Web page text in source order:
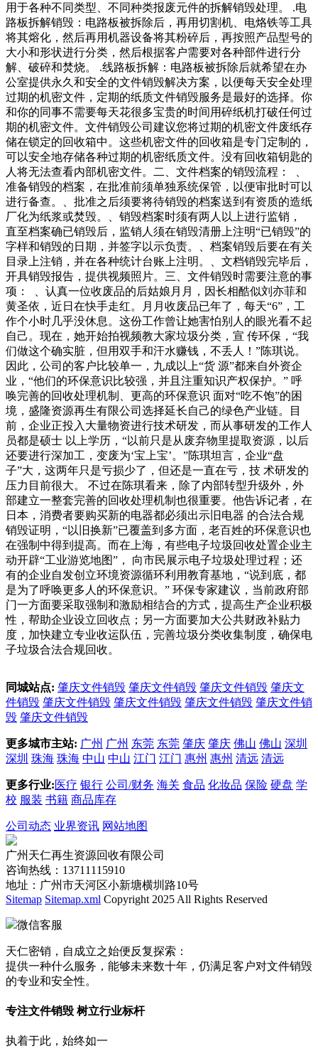
用于各种不同类型、不同种类报废元件的拆解销毁处理。 .电
路板拆解销毁：电路板被拆除后，再用切割机、电烙铁等工具
将其熔化，然后再用机器设备将其粉碎后，再按照产品型号的
大小和形状进行分类，然后根据客户需要对各种部件进行分
解、破碎和焚烧。 .线路板拆解：电路板被拆除后就希望在办
公室提供永久和安全的文件销毁解决方案，以便每天安全处理
过期的机密文件，定期的纸质文件销毁服务是最好的选择。你
和你的同事不需要每天花很多宝贵的时间用碎纸机打破任何过
期的机密文件。文件销毁公司建议您将过期的机密文件废纸存
储在锁定的回收箱中。这些机密文件的回收箱是专门定制的，
可以安全地存储各种过期的机密纸质文件。没有回收箱钥匙的
人将无法查看内部机密文件。二、文件档案的销毁流程： 、
准备销毁的档案，在批准前须单独系统保管，以便审批时可以
进行备查。、批准之后须要将待销毁的档案送到有资质的造纸
厂化为纸浆或焚毁。、销毁档案时须有两人以上进行监销，
直至档案确已销毁后，监销人须在销毁清册上注明“已销毁”的
字样和销毁的日期，并签字以示负责。、档案销毁后要在有关
目录上注销，并在各种统计台账上注明。、文档销毁完毕后，
开具销毁报告，提供视频照片。三、文件销毁时需要注意的事
项： 、认真一位收废品的后姑娘月月，因长相酷似刘亦菲和
黄圣依，近日在快手走红。月月收废品已年了，每天“6”，工
作个小时几乎没休息。这份工作曾让她害怕别人的眼光看不起
自己。现在，她开始拍视频教大家垃圾分类，宣 传环保，“我
们做这个确实脏，但用双手和汗水赚钱，不丢人！”陈琪说。
因此，公司的客户比较单一，九成以上“货 源”都来自外资企
业，“他们的环保意识比较强，并且注重知识产权保护。” 呼
唤完善的回收处理机制、更高的环保意识 面对“吃不饱”的困
境，盛隆资源再生有限公司选择延长自己的绿色产业链。目
前，企业正投入大量物资进行技术研发，而从事研发的工作人
员都是硕士 以上学历，“以前只是从废弃物里提取资源，以后
还要进行深加工，变废为‘宝上宝’。”陈琪坦言，企业“盘
子”大，这两年只是亏损少了，但还是一直在亏，技 术研发的
压力目前很大。 不过在陈琪看来，除了内部转型升级外，外
部建立一整套完善的回收处理机制也很重要。他告诉记者，在
日本，消费者要购买新的电器都必须出示旧电器 的合法合规
销毁证明，“以旧换新”已覆盖到多方面，老百姓的环保意识也
在强制中得到提高。而在上海，有些电子垃圾回收处置企业主
动开辟“工业游览地图”， 向市民展示电子垃圾处理过程；还
有的企业自发创立环境资源循环利用教育基地，“说到底，都
是为了呼唤更多人的环保意识。” 环保专家建议，当前政府部
门一方面要采取强制和激励相结合的方式，提高生产企业积极
性，帮助企业设立回收点；另一方面要加大公共财政补贴力
度，加快建立专业收运队伍，完善垃圾分类收集制度，确保电
子垃圾合法合规回收。
同城站点: 肇庆文件销毁 肇庆文件销毁 肇庆文件销毁 肇庆文
件销毁 肇庆文件销毁 肇庆文件销毁 肇庆文件销毁 肇庆文件销
毁 肇庆文件销毁
更多城市主站: 广州 广州 东莞 东莞 肇庆 肇庆 佛山 佛山 深圳
深圳 珠海 珠海 中山 中山 江门 江门 惠州 惠州 清远 清远
更多行业:医疗 银行 公司/财务 海关 食品 化妆品 保险 硬盘 学
校 服装 书籍 商品库存
公司动态 业界资讯 网站地图
广州天仁再生资源回收有限公司
咨询热线：13711115910
地址：广州市天河区小新塘横圳路10号
Sitemap Sitemap.xml Copyright 2025 All Rights Reserved
微信客服
天仁密销，自成立之始便反复探索：
提供一种什么服务，能够未来数十年，仍满足客户对文件销毁
的专业和安全性。
专注文件销毁 树立行业标杆
执着于此，始终如一